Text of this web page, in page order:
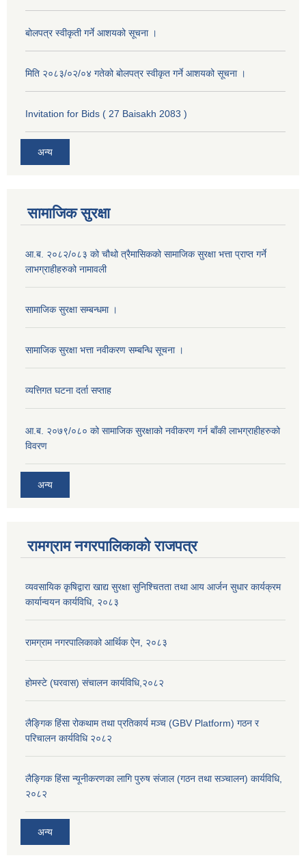
बोलपत्र स्वीकृती गर्ने आशयको सूचना ।
मिति २०८३/०२/०४ गतेको बोलपत्र स्वीकृत गर्ने आशयको सूचना ।
Invitation for Bids ( 27 Baisakh 2083 )
अन्य
सामाजिक सुरक्षा
आ.ब. २०८२/०८३ को चौथो त्रैमासिकको सामाजिक सुरक्षा भत्ता प्राप्त गर्ने
लाभग्राहीहरुको नामावली
सामाजिक सुरक्षा सम्बन्धमा ।
सामाजिक सुरक्षा भत्ता नवीकरण सम्बन्धि सूचना ।
व्यत्तिगत घटना दर्ता सप्ताह
आ.ब. २०७९/०८० को सामाजिक सुरक्षाको नवीकरण गर्न बाँकी लाभग्राहीहरुको
विवरण
अन्य
रामग्राम नगरपालिकाको राजपत्र
व्यवसायिक कृषिद्वारा खाद्य सुरक्षा सुनिश्चितता तथा आय आर्जन सुधार कार्यक्रम
कार्यान्वयन कार्यविधि, २०८३
रामग्राम नगरपालिकाको आर्थिक ऐन, २०८३
होमस्टे (घरवास) संचालन कार्यविधि,२०८२
लैङ्गिक हिंसा रोकथाम तथा प्रतिकार्य मञ्च (GBV Platform) गठन र
परिचालन कार्यविधि २०८२
लैङ्गिक हिंसा न्यूनीकरणका लागि पुरुष संजाल (गठन तथा सञ्चालन) कार्यविधि,
२०८२
अन्य